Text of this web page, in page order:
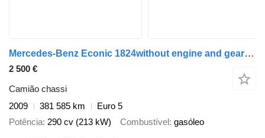
Mercedes-Benz Econic 1824without engine and gearbox chassis frame EURO 5
2 500 €
Camião chassi
2009
381 585 km
Euro 5
Potência 290 cv (213 kW) Combustível gasóleo